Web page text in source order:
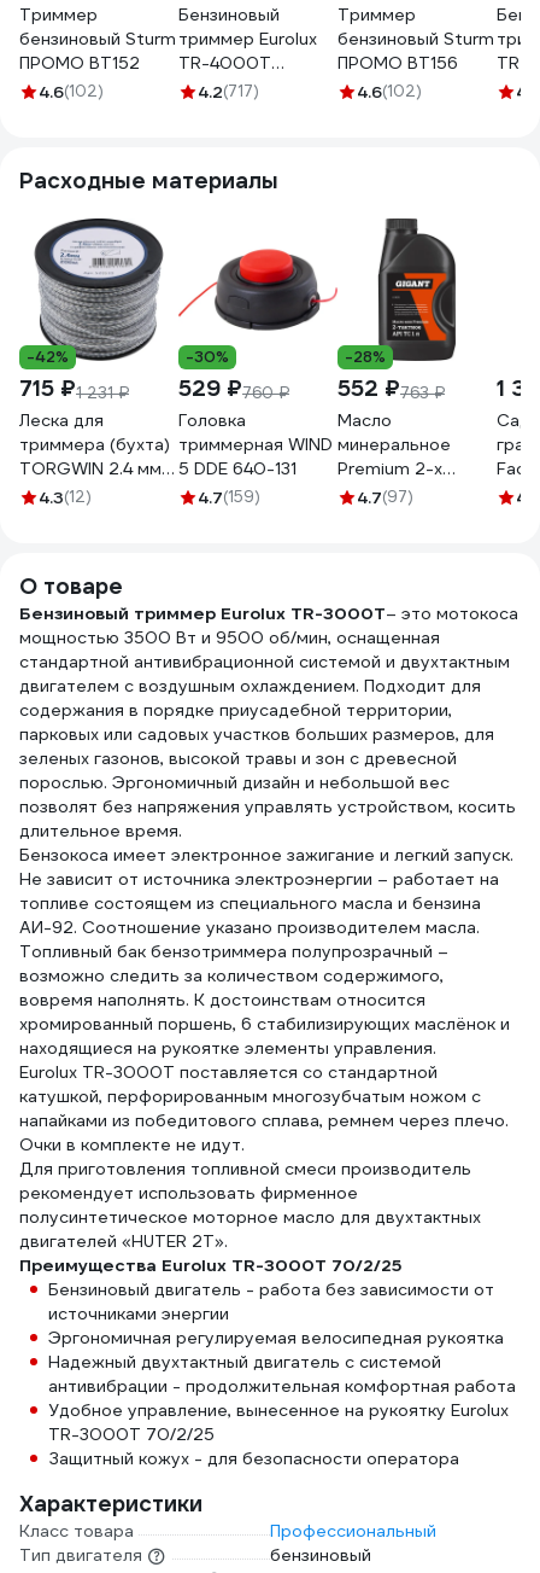
Триммер
бензиновый Sturm
ПРОМО BT152
4.6(102)
Бензиновый
триммер Eurolux
TR-4000T
70/2/26
4.2(717)
Триммер
бензиновый Sturm
ПРОМО BT156
4.6(102)
TR-
70/4.2
Расходные материалы
-42%
715 ₽1 231 ₽
Леска для
триммера (бухта)
TORGWIN 2.4 мм
200м витая с
S28520
4.3(12)
-30%
529 ₽760 ₽
Головка
триммерная WIND
5 DDE 640-131
4.7(159)
-28%
552 ₽763 ₽
Масло
минеральное
Premium 2-х
тактное 1 л API
4.7(97)
1
4.6
О товаре
Бензиновый триммер Eurolux TR-3000T– это мотокоса
мощностью 3500 Вт и 9500 об/мин, оснащенная
стандартной антивибрационной системой и двухтактным
двигателем с воздушным охлаждением. Подходит для
содержания в порядке приусадебной территории,
парковых или садовых участков больших размеров, для
зеленых газонов, высокой травы и зон с древесной
порослью. Эргономичный дизайн и небольшой вес
позволят без напряжения управлять устройством, косить
длительное время.
Бензокоса имеет электронное зажигание и легкий запуск.
Не зависит от источника электроэнергии – работает на
топливе состоящем из специального масла и бензина
АИ-92. Соотношение указано производителем масла.
Топливный бак бензотриммера полупрозрачный –
возможно следить за количеством содержимого,
вовремя наполнять. К достоинствам относится
хромированный поршень, 6 стабилизирующих маслёнок и
находящиеся на рукоятке элементы управления.
Eurolux TR-3000T поставляется со стандартной
катушкой, перфорированным многозубчатым ножом с
напайками из победитового сплава, ремнем через плечо.
Очки в комплекте не идут.
Для приготовления топливной смеси производитель
рекомендует использовать фирменное
полусинтетическое моторное масло для двухтактных
двигателей «HUTER 2T».
Преимущества Eurolux TR-3000T 70/2/25
Бензиновый двигатель - работа без зависимости от
источниками энергии
Эргономичная регулируемая велосипедная рукоятка
Надежный двухтактный двигатель с системой
антивибрации - продолжительная комфортная работа
Удобное управление, вынесенное на рукоятку Eurolux
TR-3000T 70/2/25
Защитный кожух - для безопасности оператора
Характеристики
Класс товара
Профессиональный
Тип двигателя
бензиновый